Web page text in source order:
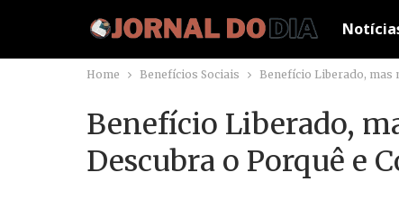
Home Benefícios Sociais Benefício Liberado, mas
Benefício Liberado,
Descubra o Porquê e